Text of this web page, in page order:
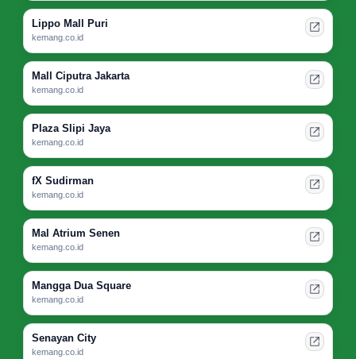
Lippo Mall Puri
kemang.co.id
Mall Ciputra Jakarta
kemang.co.id
Plaza Slipi Jaya
kemang.co.id
fX Sudirman
kemang.co.id
Mal Atrium Senen
kemang.co.id
Mangga Dua Square
kemang.co.id
Senayan City
kemang.co.id